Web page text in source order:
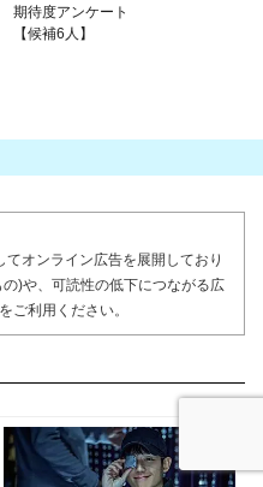
期待度アンケート
【候補6人】
オンライン広告を展開しており
)や、可読性の低下につながる広
をご利用ください。